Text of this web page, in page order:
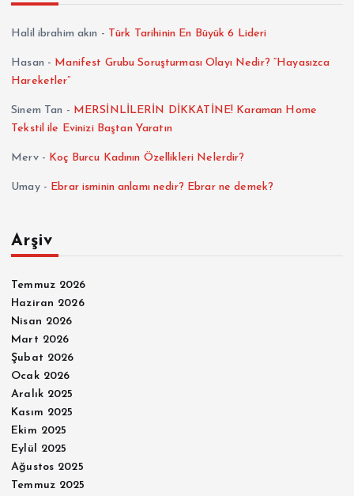
Halil ibrahim akın - Türk Tarihinin En Büyük 6 Lideri
Hasan - Manifest Grubu Soruşturması Olayı Nedir? “Hayasızca
Hareketler”
Sinem Tan - MERSİNLİLERİN DİKKATİNE! Karaman Home
Tekstil ile Evinizi Baştan Yaratın
Merv- Koç Burcu Kadının Özellikleri Nelerdir?
Umay- Ebrar isminin anlamı nedir? Ebrar ne demek?
Arşiv
Temmuz 2026
Haziran 2026
Nisan 2026
Mart 2026
Şubat 2026
Ocak 2026
Aralık 2025
Kasım 2025
Ekim 2025
Eylül 2025
Ağustos 2025
Temmuz 2025